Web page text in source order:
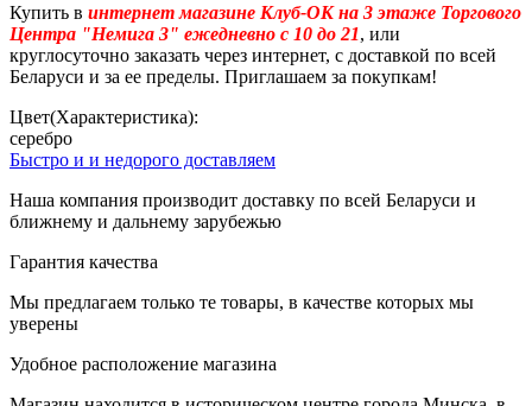
Купить в интернет магазине Клуб-ОК на 3 этаже Торгового
Центра "Немига 3" ежедневно с 10 до 21, или
круглосуточно заказать через интернет, с доставкой по всей
Беларуси и за ее пределы. Приглашаем за покупкам!
Цвет(Характеристика):
серебро
Быстро и и недорого доставляем
Наша компания производит доставку по всей Беларуси и
ближнему и дальнему зарубежью
Гарантия качества
Мы предлагаем только те товары, в качестве которых мы
уверены
Удобное расположение магазина